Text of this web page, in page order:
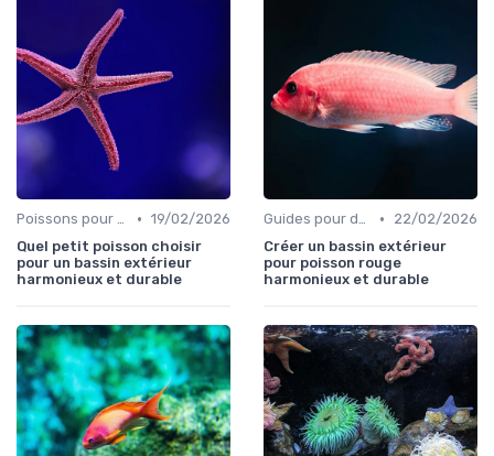
Poissons pour débutants • 19/02/2026
Quel petit poisson choisir
pour un bassin extérieur
harmonieux et durable
Guides pour débutants •
22/02/2026
Créer un bassin extérieur
pour poisson rouge
harmonieux et durable